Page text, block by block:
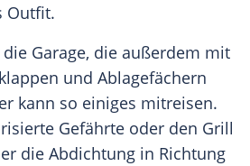
Outfit.
Garage, die außerdem mit
und Ablagefächern
kann so einiges mitreisen.
Gefährte oder den Grill
die Abdichtung in Richtung